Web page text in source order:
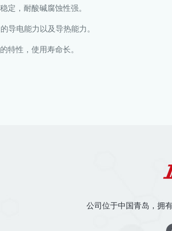
定，耐酸碱腐蚀性强。
导电能力以及导热能力。
特性，使用寿命长。
公司位于中国青岛，拥